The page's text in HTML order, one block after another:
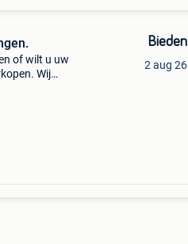
of wilt u uw
Wij
Bieden
2 aug 26